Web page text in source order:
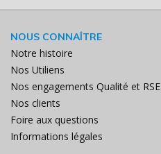
NOUS CONNAÎTRE
Notre histoire
Nos Utiliens
Nos engagements Qualité et RSE
Nos clients
Foire aux questions
Informations légales